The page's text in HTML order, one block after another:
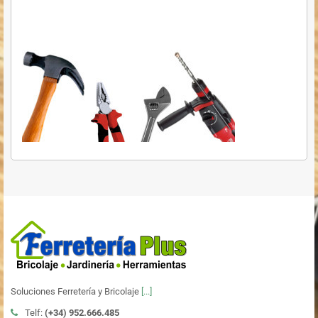
Soluciones Ferretería y Bricolaje [...]
Telf: (+34) 952.666.485